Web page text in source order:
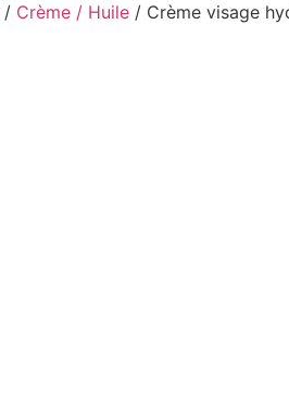
/ Crème / Huile / Crème visage